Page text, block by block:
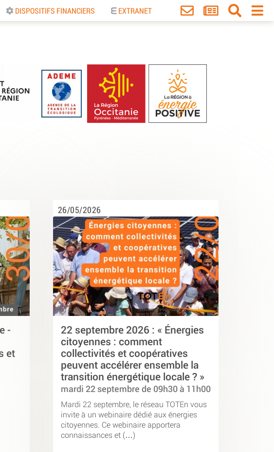
DISPOSITIFS FINANCIERS EXTRANET
-
et
26/05/2026
22 septembre 2026 : « Énergies
citoyennes : comment
collectivités et coopératives
peuvent accélérer ensemble la
transition énergétique locale ? »
mardi 22 septembre de 09h30 à 11h00
Mardi 22 septembre, le réseau TOTEn vous
invite à un webinaire dédié aux énergies
citoyennes. Ce webinaire apportera
connaissances et (…)